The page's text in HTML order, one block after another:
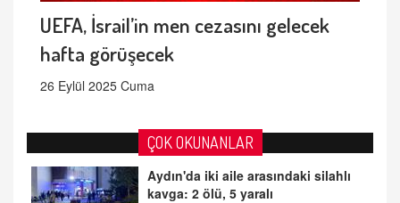
UEFA, İsrail’in men cezasını gelecek
hafta görüşecek
26 Eylül 2025 Cuma
ÇOK OKUNANLAR
Aydın'da iki aile arasındaki silahlı
kavga: 2 ölü, 5 yaralı